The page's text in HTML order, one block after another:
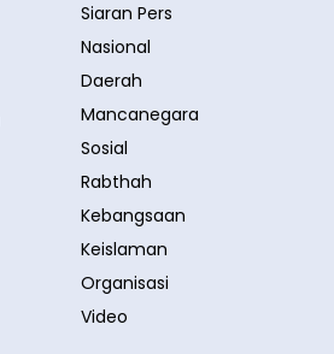
Siaran Pers
Nasional
Daerah
Mancanegara
Sosial
Rabthah
Kebangsaan
Keislaman
Organisasi
Video